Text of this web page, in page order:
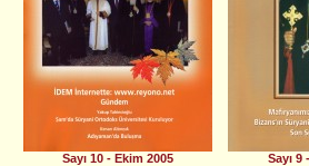
Sayı 10 - Ekim 2005 Sayı 9